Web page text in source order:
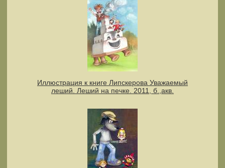
Иллюстрация к книге Липскерова Уважаемый
леший. Леший на печке. 2011, б.,акв.